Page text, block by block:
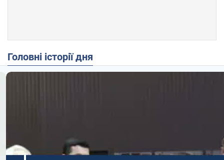
Головні історії дня